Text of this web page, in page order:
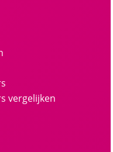
vergelijken